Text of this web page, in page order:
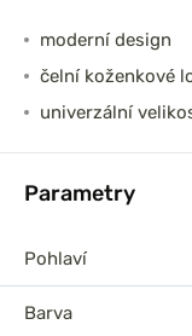
moderní design
čelní koženkové
univerzální
Parametry
Pohlaví
Barva